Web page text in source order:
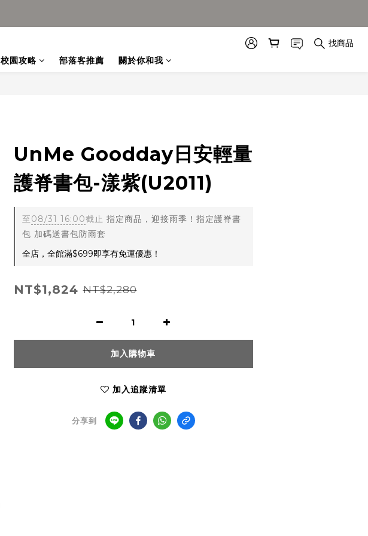
找商品
校園攻略 部落客推薦 關於你和我
UnMe Goodday日安輕量
護脊書包-漾紫(U2011)
至08/31 16:00截止 指定商品，迎接雨季！指定護脊書
包 加碼送書包防雨套
全店，全館滿$699即享有免運優惠！
NT$1,824 NT$2,280
加入購物車
加入追蹤清單
分享到